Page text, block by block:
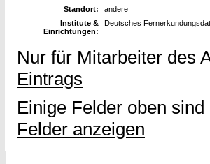
Standort:
andere
Institute &
Einrichtungen:
Deutsches
Nur für Mitarbeiter des
Eintrags
Einige Felder oben
Felder anzeigen